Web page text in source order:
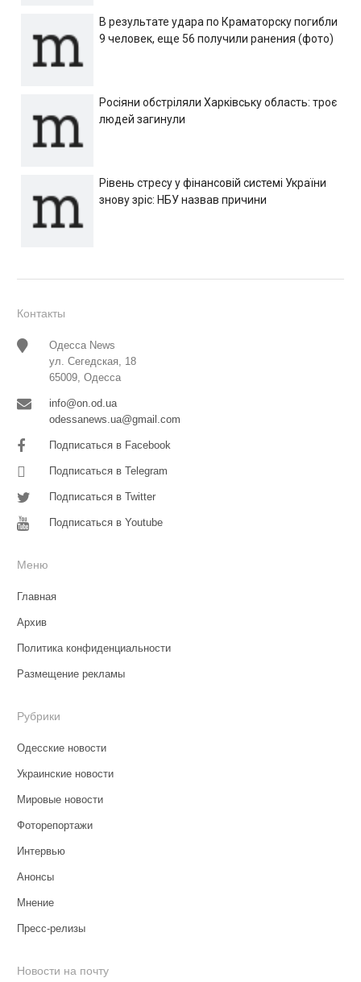
В результате удара по Краматорску погибли
9 человек, еще 56 получили ранения (фото)
Росіяни обстріляли Харківську область: троє
людей загинули
Рівень стресу у фінансовій системі України
знову зріс: НБУ назвав причини
Контакты
Одесса News
ул. Сегедская, 18
65009, Одесса
info@on.od.ua
odessanews.ua@gmail.com
Подписаться в Facebook
Подписаться в Telegram
Подписаться в Twitter
Подписаться в Youtube
Меню
Главная
Архив
Политика конфиденциальности
Размещение рекламы
Рубрики
Одесские новости
Украинские новости
Мировые новости
Фоторепортажи
Интервью
Анонсы
Мнение
Пресс-релизы
Новости на почту